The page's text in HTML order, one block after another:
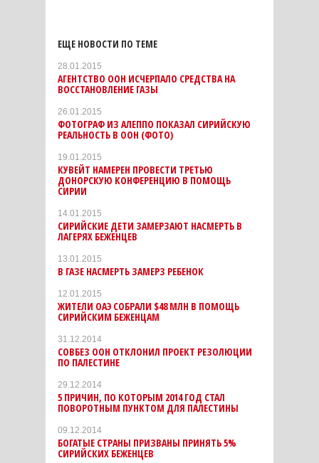
ЕЩЕ НОВОСТИ ПО ТЕМЕ
28.01.2015
АГЕНТСТВО ООН ИСЧЕРПАЛО СРЕДСТВА НА
ВОССТАНОВЛЕНИЕ ГАЗЫ
26.01.2015
ФОТОГРАФ ИЗ АЛЕППО ПОКАЗАЛ СИРИЙСКУЮ
РЕАЛЬНОСТЬ В ООН (ФОТО)
19.01.2015
КУВЕЙТ НАМЕРЕН ПРОВЕСТИ ТРЕТЬЮ
ДОНОРСКУЮ КОНФЕРЕНЦИЮ В ПОМОЩЬ
СИРИИ
14.01.2015
СИРИЙСКИЕ ДЕТИ ЗАМЕРЗАЮТ НАСМЕРТЬ В
ЛАГЕРЯХ БЕЖЕНЦЕВ
13.01.2015
В ГАЗЕ НАСМЕРТЬ ЗАМЕРЗ РЕБЕНОК
12.01.2015
ЖИТЕЛИ ОАЭ СОБРАЛИ $48 МЛН В ПОМОЩЬ
СИРИЙСКИМ БЕЖЕНЦАМ
31.12.2014
СОВБЕЗ ООН ОТКЛОНИЛ ПРОЕКТ РЕЗОЛЮЦИИ
ПО ПАЛЕСТИНЕ
29.12.2014
5 ПРИЧИН, ПО КОТОРЫМ 2014 ГОД СТАЛ
ПОВОРОТНЫМ ПУНКТОМ ДЛЯ ПАЛЕСТИНЫ
09.12.2014
БОГАТЫЕ СТРАНЫ ПРИЗВАНЫ ПРИНЯТЬ 5%
СИРИЙСКИХ БЕЖЕНЦЕВ